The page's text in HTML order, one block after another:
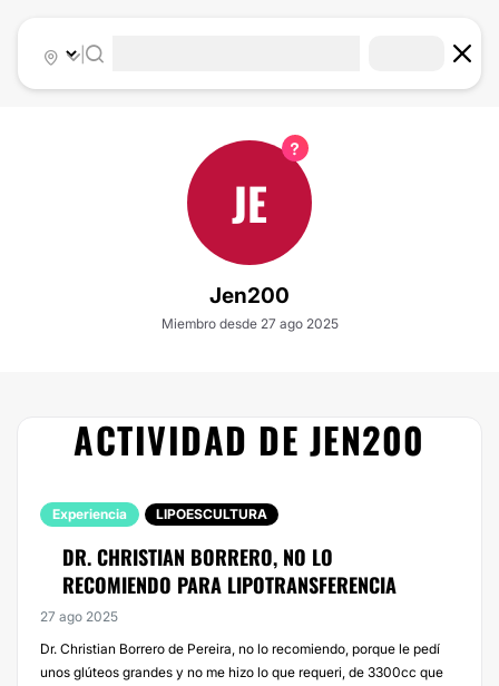
|
JE
Jen200
Miembro desde 27 ago 2025
ACTIVIDAD DE JEN200
Experiencia LIPOESCULTURA
DR. CHRISTIAN BORRERO, NO LO
RECOMIENDO PARA LIPOTRANSFERENCIA
27 ago 2025
Dr. Christian Borrero de Pereira, no lo recomiendo, porque le pedí
unos glúteos grandes y no me hizo lo que requeri, de 3300cc que